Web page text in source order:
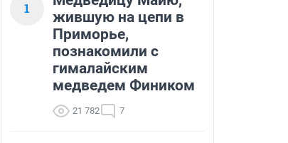
1
жившую на цепи в
Приморье,
познакомили с
гималайским
медведем Фиником
21 782 7